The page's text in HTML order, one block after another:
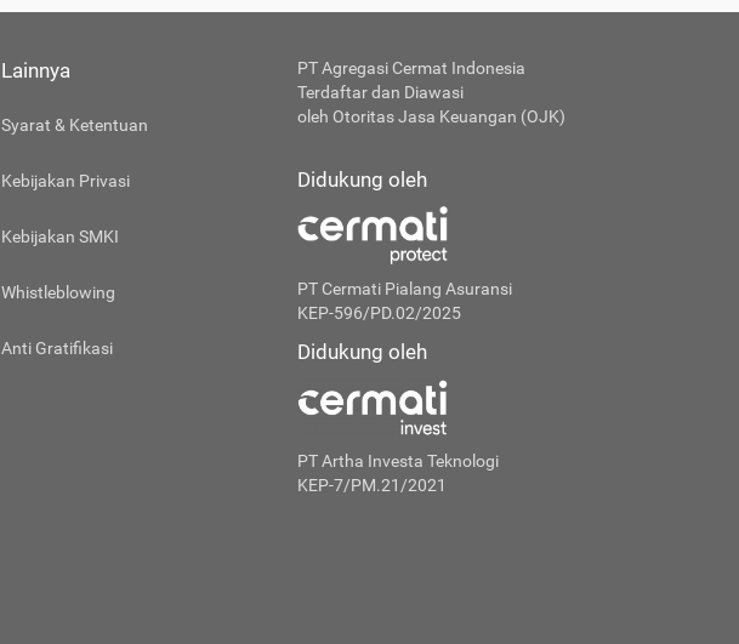
Lainnya
Syarat & Ketentuan
Kebijakan Privasi
Kebijakan SMKI
Whistleblowing
Anti Gratifikasi
PT Agregasi Cermat Indonesia
Terdaftar dan Diawasi
oleh Otoritas Jasa Keuangan (OJK)
Didukung oleh
PT Cermati Pialang Asuransi
KEP-596/PD.02/2025
Didukung oleh
PT Artha Investa Teknologi
KEP-7/PM.21/2021